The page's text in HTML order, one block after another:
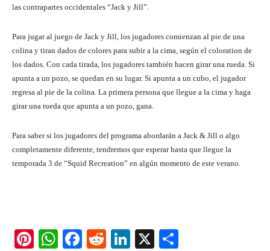
las contrapartes occidentales “Jack y Jill”.
Para jugar al juego de Jack y Jill, los jugadores comienzan al pie de una
colina y tiran dados de colores para subir a la cima, según el coloration de
los dados. Con cada tirada, los jugadores también hacen girar una rueda. Si
apunta a un pozo, se quedan en su lugar. Si apunta a un cubo, el jugador
regresa al pie de la colina. La primera persona que llegue a la cima y haga
girar una rueda que apunta a un pozo, gana.
Para saber si los jugadores del programa abordarán a Jack & Jill o algo
completamente diferente, tendremos que esperar hasta que llegue la
temporada 3 de “Squid Recreation” en algún momento de este verano.
Pi W F
R
Li
X